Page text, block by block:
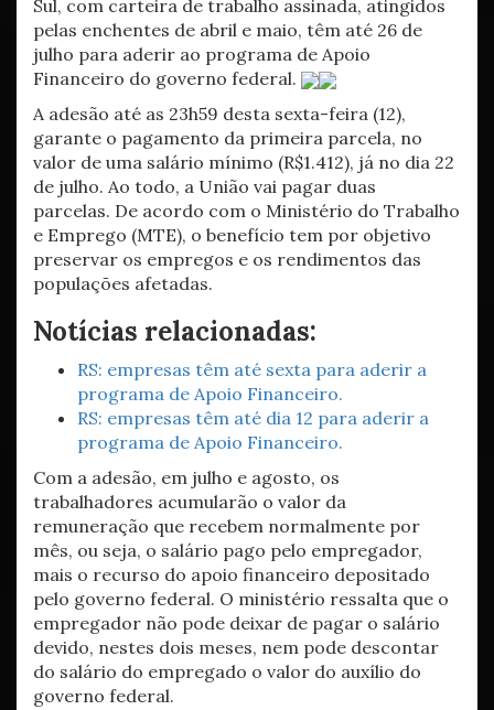
Sul, com carteira de trabalho assinada, atingidos
pelas enchentes de abril e maio, têm até 26 de
julho para aderir ao programa de Apoio
Financeiro do governo federal.
A adesão até as 23h59 desta sexta-feira (12),
garante o pagamento da primeira parcela, no
valor de uma salário mínimo (R$1.412), já no dia 22
de julho. Ao todo, a União vai pagar duas
parcelas. De acordo com o Ministério do Trabalho
e Emprego (MTE), o benefício tem por objetivo
preservar os empregos e os rendimentos das
populações afetadas.
Notícias relacionadas:
RS: empresas têm até sexta para aderir a
programa de Apoio Financeiro.
RS: empresas têm até dia 12 para aderir a
programa de Apoio Financeiro.
Com a adesão, em julho e agosto, os
trabalhadores acumularão o valor da
remuneração que recebem normalmente por
mês, ou seja, o salário pago pelo empregador,
mais o recurso do apoio financeiro depositado
pelo governo federal. O ministério ressalta que o
empregador não pode deixar de pagar o salário
devido, nestes dois meses, nem pode descontar
do salário do empregado o valor do auxílio do
governo federal.